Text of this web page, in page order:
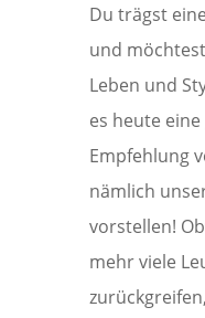
Du trägst
und
Leben und
es heute
Empfehlung
nämlich
vorstellen!
mehr viele